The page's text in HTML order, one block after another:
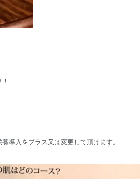
導入をプラス又は変更して頂けます。